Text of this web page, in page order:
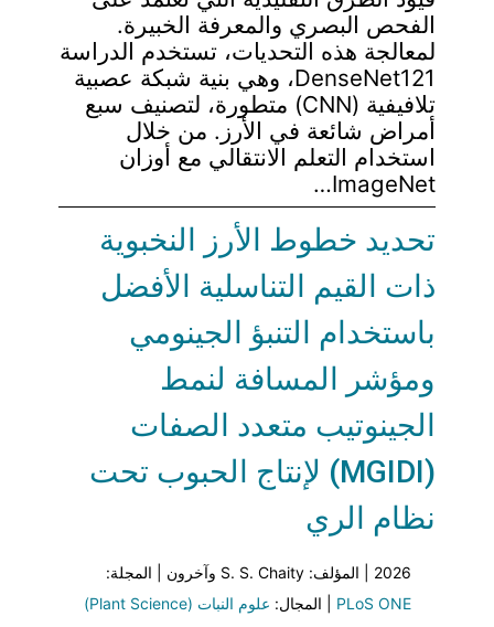
الفحص البصري والمعرفة الخبيرة.
لمعالجة هذه التحديات، تستخدم الدراسة
DenseNet121، وهي بنية شبكة عصبية
تلافيفية (CNN) متطورة، لتصنيف سبع
أمراض شائعة في الأرز. من خلال
استخدام التعلم الانتقالي مع أوزان
ImageNet…
تحديد خطوط الأرز النخبوية
ذات القيم التناسلية الأفضل
باستخدام التنبؤ الجينومي
ومؤشر المسافة لنمط
الجينوتيب متعدد الصفات
(MGIDI) لإنتاج الحبوب تحت
نظام الري
2026 | المؤلف: S. S. Chaity وآخرون | المجلة:
PLoS ONE | المجال: علوم النبات (Plant Science)